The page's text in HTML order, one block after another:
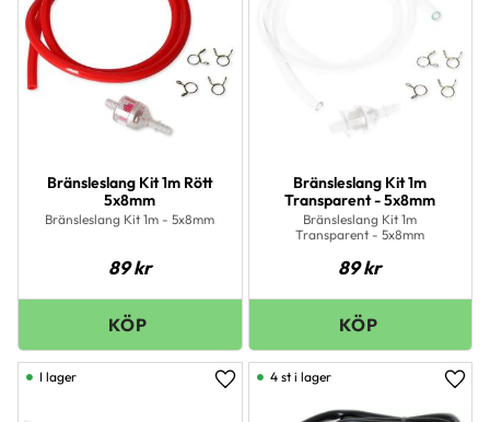
Bränsleslang Kit 1m Rött
5x8mm
Bränsleslang Kit 1m - 5x8mm
89kr
Bränsleslang Kit 1m
Transparent - 5x8mm
Bränsleslang Kit 1m
Transparent - 5x8mm
89kr
Lägg till i favoriter
I lager 4 st i lager